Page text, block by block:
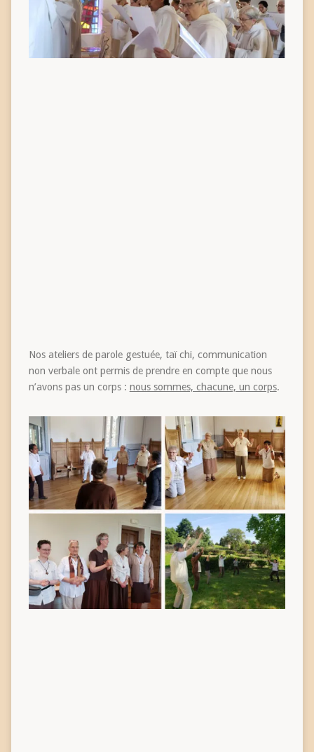
Nos ateliers de parole gestuée, taï chi, communication
non verbale ont permis de prendre en compte que nous
n’avons pas un corps : nous sommes, chacune, un corps.